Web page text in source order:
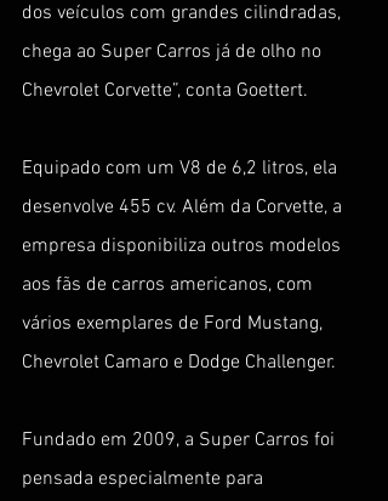
dos veículos com grandes cilindradas,
chega ao Super Carros já de olho no
Chevrolet Corvette”, conta Goettert.
Equipado com um V8 de 6,2 litros, ela
desenvolve 455 cv. Além da Corvette, a
empresa disponibiliza outros modelos
aos fãs de carros americanos, com
vários exemplares de Ford Mustang,
Chevrolet Camaro e Dodge Challenger.
Fundado em 2009, a Super Carros foi
pensada especialmente para